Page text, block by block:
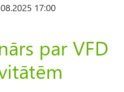
17:00
par VFD